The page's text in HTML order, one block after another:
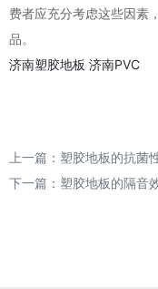
费者应充分考虑这些因素
品。
济南塑胶地板 济南PVC
上一篇： 塑胶地板的抗菌
下一篇： 塑胶地板的隔音